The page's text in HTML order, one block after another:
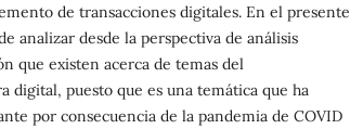
de transacciones digitales. En el presente
analizar desde la perspectiva de análisis
que existen acerca de temas del
digital, puesto que es una temática que ha
por consecuencia de la pandemia de COVID